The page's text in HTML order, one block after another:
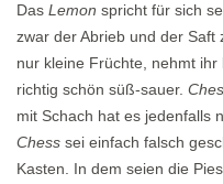
Das Lemon spricht für sich
zwar der Abrieb und der
nur kleine Früchte, nehmt
richtig schön süß-sauer.
mit Schach hat es jedenfalls
Chess sei einfach falsch
Kasten. In dem seien die